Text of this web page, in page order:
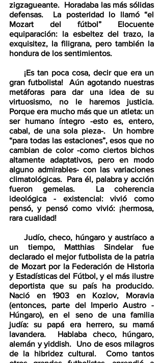
zigzagueante.  Horadaba las más sólidas
defensas.  La posteridad lo llamó “el
Mozart del fútbol” Elocuente
equiparación: la esbeltez del trazo, la
exquisitez, la filigrana, pero también la
hondura de los sentimientos.
gran futbolista!  Aún agotando nuestras
metáforas para dar una idea de su
virtuosismo, no le haremos justicia.
Porque era mucho más que un atleta: un
ser humano íntegro -esto es, entero,
cabal, de una sola pieza-.  Un hombre
“para todas las estaciones”, esos que no
cambian de color -como ciertos bichos
altamente adaptativos, pero en modo
alguno admirables- con las variaciones
climatológicas.  Para él, palabra y acción
fueron gemelas.  La coherencia
ideológica - existencial: vivió como
pensó, y pensó como vivió: ¡hermosa,
rara cualidad!
un tiempo, Matthias Sindelar fue
declarado el mejor futbolista de la patria
de Mozart por la Federación de Historia
y Estadísticas del Fútbol, y el más ilustre
deportista que su país ha producido.
Nació en 1903 en Kozlov, Moravia
(entonces, parte del Imperio Austro -
Húngaro), en el seno de una familia
judía: su papá era herrero, su mamá
lavandera.  Hablaba checo, húngaro,
alemán y yiddish.  Uno de esos milagros
de la hibridez cultural.  Como tantos